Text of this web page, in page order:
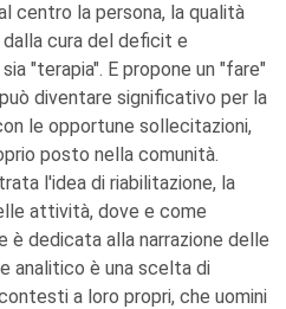
centro la persona, la qualità
cura del deficit e
"terapia". E propone un "fare"
diventare significativo per la
le opportune sollecitazioni,
posto nella comunità.
l'idea di riabilitazione, la
attività, dove e come
è dedicata alla narrazione delle
analitico è una scelta di
a loro propri, che uomini